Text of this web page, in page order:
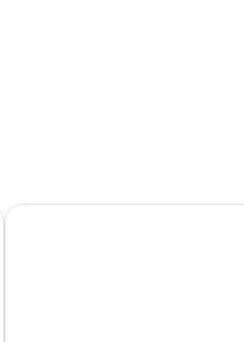
Cinnamon Lakeside Colombo